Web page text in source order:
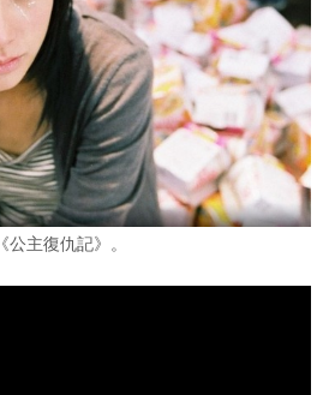
《公主復仇記》。